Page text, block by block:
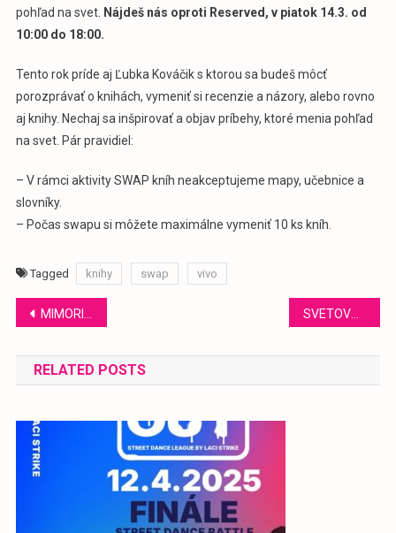
pohľad na svet. Nájdeš nás oproti Reserved, v piatok 14.3. od
10:00 do 18:00.
Tento rok príde aj Ľubka Kováčiks ktorou sa budeš môcť
porozprávať o knihách, vymeniť si recenzie a názory, alebo rovno
aj knihy. Nechaj sa inšpirovať a objav príbehy, ktoré menia pohľad
na svet. Pár pravidiel:
– V rámci aktivity SWAP kníh neakceptujeme mapy, učebnice a
slovníky.
– Počas swapu si môžete maximálne vymeniť 10 ks kníh.
Tagged knihy swap vivo
Navigácia
v
článku
MIMORIADNA VÝSTAVA – EUGEN ZA MASKOU PRINCA SVETOVÝ DEŇ VODY
RELATED POSTS